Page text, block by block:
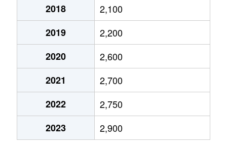
大字東三ツ木
3,000万円 新狭山
徒歩5
大字東三ツ木
3,500万円 新狭山
徒歩
大字東三ツ木
3,500万円 新狭山
徒歩5
広瀬
330万円 狭山市
徒歩
広瀬
550万円 狭山市
徒歩
広瀬
2,100万円 狭山市
徒歩
2018
2,100
2019
2,200
2020
2,600
2021
2,700
2022
2,750
2023
2,900